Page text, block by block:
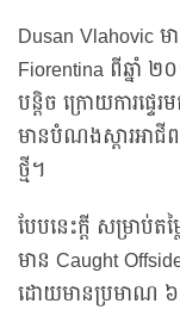
Dusan Vlahovic
Fiorentina ពីឆ្នាំ
បន្តិច ក្រោយការផ្ទ
មានបំណងស្តារអាជីព
ថ្មី។
បែបនេះក្តី សម្រាប់តម្
មាន Caught
ដោយមានប្រមាណ